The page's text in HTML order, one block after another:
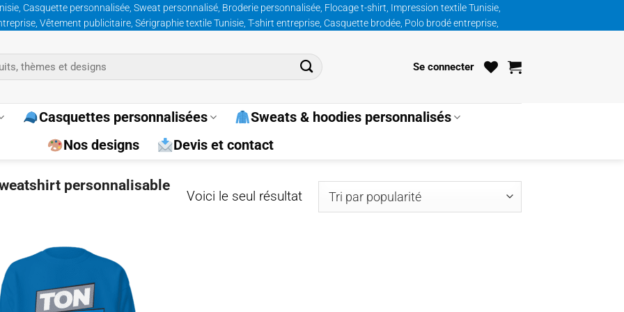
Casquette personnalisée, Sweat personnalisé, Broderie personnalisée, Flocage t-shirt, Impression textile Tunisie,
Vêtement publicitaire, Sérigraphie textile Tunisie, T-shirt entreprise, Casquette brodée, Polo brodé entreprise,
Se connecter
Casquettes personnalisées
Sweats & hoodies personnalisés
Nos designs
Devis et contact
personnalisable
Voici le seul résultat
Ajouter
wishlist